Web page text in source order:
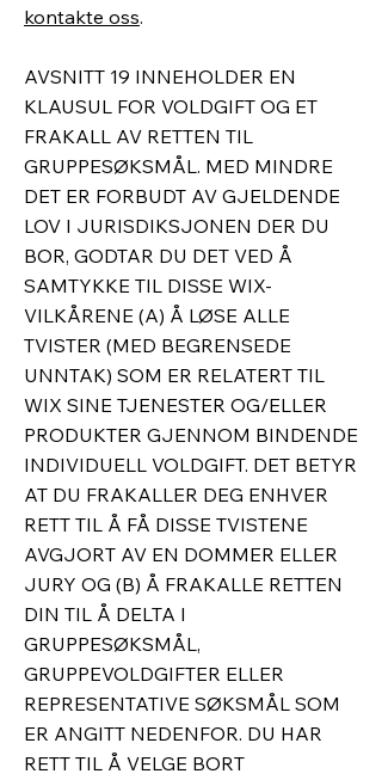
kontakte oss.
AVSNITT 19 INNEHOLDER EN
KLAUSUL FOR VOLDGIFT OG ET
FRAKALL AV RETTEN TIL
GRUPPESØKSMÅL. MED MINDRE
DET ER FORBUDT AV GJELDENDE
LOV I JURISDIKSJONEN DER DU
BOR, GODTAR DU DET VED Å
SAMTYKKE TIL DISSE WIX-
VILKÅRENE (A) Å LØSE ALLE
TVISTER (MED BEGRENSEDE
UNNTAK) SOM ER RELATERT TIL
WIX SINE TJENESTER OG/ELLER
PRODUKTER GJENNOM BINDENDE
INDIVIDUELL VOLDGIFT. DET BETYR
AT DU FRAKALLER DEG ENHVER
RETT TIL Å FÅ DISSE TVISTENE
AVGJORT AV EN DOMMER ELLER
JURY OG (B) Å FRAKALLE RETTEN
DIN TIL Å DELTA I
GRUPPESØKSMÅL,
GRUPPEVOLDGIFTER ELLER
REPRESENTATIVE SØKSMÅL SOM
ER ANGITT NEDENFOR. DU HAR
RETT TIL Å VELGE BORT